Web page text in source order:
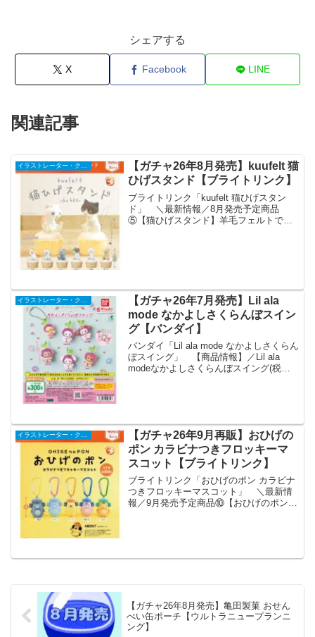
シェアする
X Facebook LINE
関連記事
イラストレーター・クリエイター
【ガチャ26年8月発売】kuufelt 猫
ひげスタンド【ブライトリンク】
ブライトリンク「kuufelt 猫ひげスタン
ド」 ＼最新情報／8月発売予定商品
⑤【猫ひげスタンド】羊毛フェルトで雑
イラストレーター・クリエイター
【ガチャ26年7月発売】Lil ala
mode なかよしさくらんぼスイン
グ【バンダイ】
バンダイ「Lil ala mode なかよしさくらん
ぼスイング」 【商品情報】／Lil ala
modeなかよしさくらんぼスイング(税込
【ガチャ26年9月再販】おひげの
ポン カラビナつきフロッキーマ
スコット【ブライトリンク】
ブライトリンク「おひげのポン カラビナ
つきフロッキーマスコット」 ＼最新情
報／9月発売予定商品⑩【おひげのポン
【ガチャ26年8月発売】亀田製菓 おせん
べい缶ポーチ【ウルトラニュープランニ
ング】